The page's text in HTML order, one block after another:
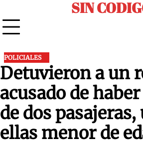
to
content
SIN
POLICIALES
Detuvieron a un
acusado de
de dos pasajeras,
ellas menor de